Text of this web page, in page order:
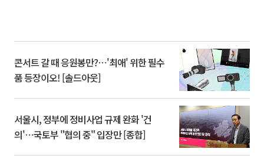
콘서트 갈 때 응원봉만?⋯'최애' 위한 필수
품 등장이오! [솔드아웃]
서울시, 정부에 정비사업 규제 완화 '건
의'⋯국토부 "협의 중" 입장만 [종합]